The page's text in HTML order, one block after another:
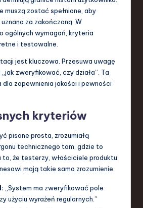
muszą zostać spełnione, aby
za zakończoną. W
ogólnych wymagań, kryteria
i testowalne.
jest kluczowa. Przesuwa uwagę
zweryfikować, czy działa”. Ta
zapewnienia jakości i pewności
kryteriów
pisane prosta, zrozumiałą
technicznego tam, gdzie to
to, że testerzy, właściciele produktu
mają takie samo zrozumienie.
„System ma zweryfikować pole
użyciu wyrażeń regularnych.”